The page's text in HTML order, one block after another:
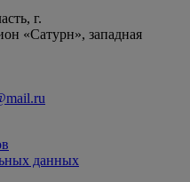
г.
«Сатурн», западная
данных